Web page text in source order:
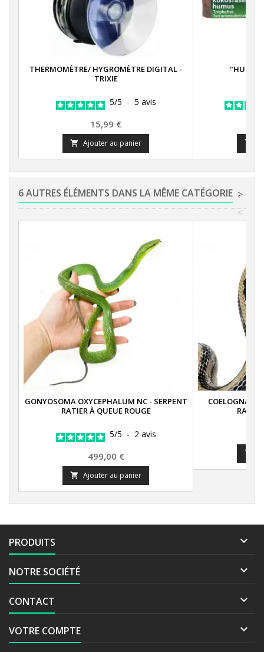
THERMOMÈTRE/ HYGROMÈTRE DIGITAL -
TRIXIE
5/5 - 5 avis
Prix
15,99 €
 Ajouter au panier 
6 AUTRES ÉLÉMENTS DANS LA MÊME CATÉGORIE >
<
GONYOSOMA OXYCEPHALUM NC - SERPENT
RATIER À QUEUE ROUGE
5/5 - 2 avis
Prix
499,00 €
 Ajouter au panier

PRODUITS 
NOTRE SOCIÉTÉ 
CONTACT 
VOTRE COMPTE 